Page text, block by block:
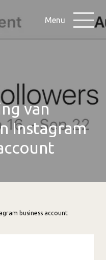
Menu
van
Instagram
business account